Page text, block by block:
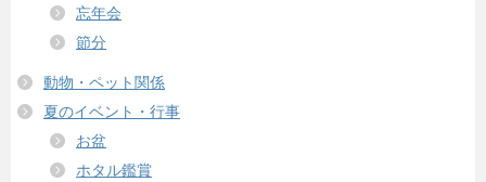
忘年会
節分
動物・ペット関係
夏のイベント・行事
お盆
ホタル鑑賞